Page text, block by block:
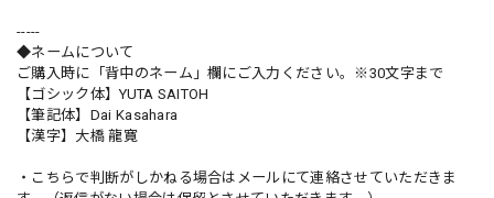
-----
◆ネームについて
ご購入時に「背中のネーム」欄にご入力ください。※30文字まで
【ゴシック体】YUTA SAITOH
【筆記体】Dai Kasahara
【漢字】大橋 龍寛
・こちらで判断がしかねる場合はメールにて連絡させていただきま